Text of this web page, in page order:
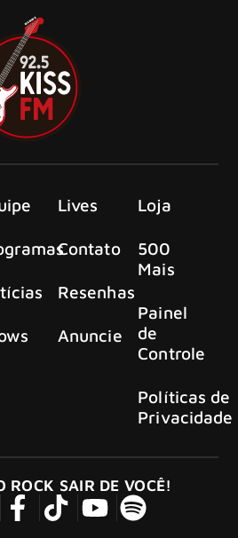
Lives
Contato
Resenhas
Anuncie
Loja
500
Mais
Painel
de
Controle
Políticas de
Privacidade
ROCK SAIR DE VOCÊ!